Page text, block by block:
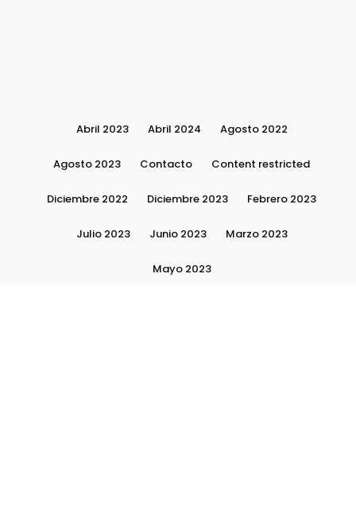
Abril 2023 Abril 2024 Agosto 2022
Agosto 2023 Contacto Content restricted
Diciembre 2022 Diciembre 2023 Febrero 2023
Julio 2023 Junio 2023 Marzo 2023
Mayo 2023